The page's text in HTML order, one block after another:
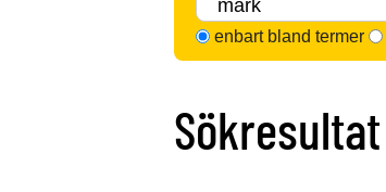
enbart bland termer
Sökresultat